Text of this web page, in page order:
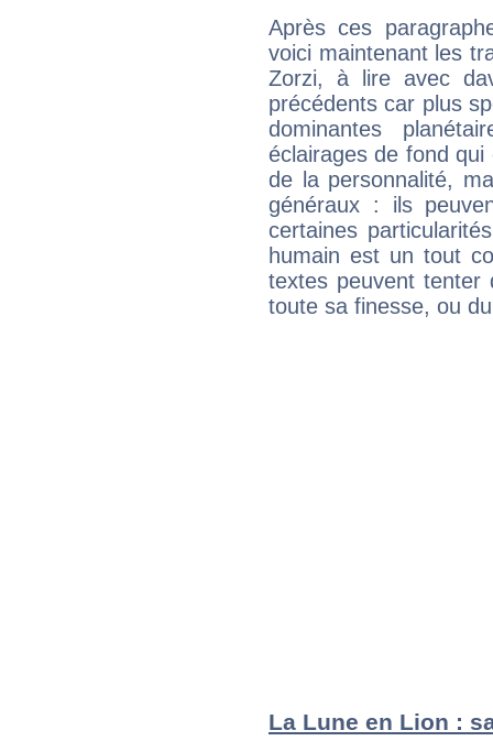
Après ces
voici maintenant les
Zorzi, à lire avec
précédents car plus
dominantes
éclairages de fond
de la personnalité,
généraux : ils
certaines
humain est un tout
textes peuvent tenter
toute sa finesse, ou
La Lune en Lion :